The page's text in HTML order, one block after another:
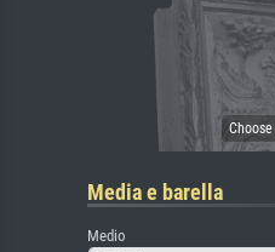
Media e barella
Medio